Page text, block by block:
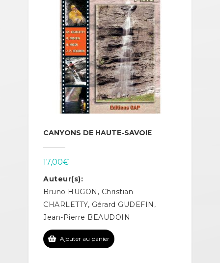
CANYONS DE HAUTE-SAVOIE
17,00€
Auteur(s):
Bruno HUGON, Christian
CHARLETTY, Gérard GUDEFIN,
Jean-Pierre BEAUDOIN
Ajouter au panier